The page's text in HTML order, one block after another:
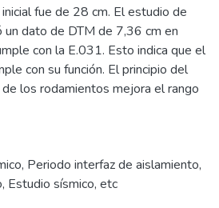
fue de 28 cm. El estudio de
dato de DTM de 7,36 cm en
con la E.031. Esto indica que el
con su función. El principio del
los rodamientos mejora el rango
, Periodo interfaz de aislamiento,
, Estudio sísmico, etc